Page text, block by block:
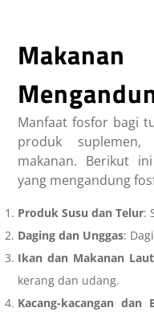
Manfaat fosfor bagi
produk
makanan. Berikut
yang mengandung
Produk Susu dan Telur:
Daging dan Unggas:
Ikan dan Makanan Laut
kerang dan udang.
Kacang-kacangan dan